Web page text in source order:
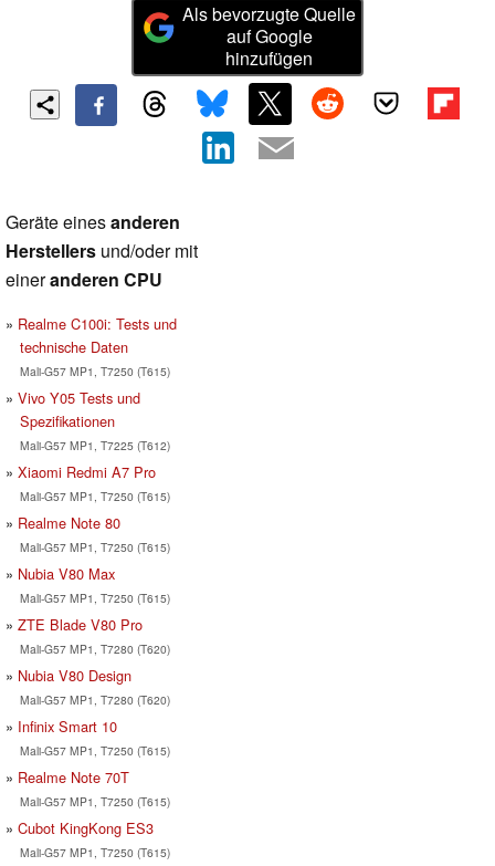
Als bevorzugte Quelle
auf Google
hinzufügen
Geräte einesanderen
Herstellers und/oder mit
eineranderen CPU
Realme C100i: Tests und
technische Daten
Mali-G57 MP1, T7250 (T615)
Vivo Y05 Tests und
Spezifikationen
Mali-G57 MP1, T7225 (T612)
Xiaomi Redmi A7 Pro
Mali-G57 MP1, T7250 (T615)
Realme Note 80
Mali-G57 MP1, T7250 (T615)
Nubia V80 Max
Mali-G57 MP1, T7250 (T615)
ZTE Blade V80 Pro
Mali-G57 MP1, T7280 (T620)
Nubia V80 Design
Mali-G57 MP1, T7280 (T620)
Infinix Smart 10
Mali-G57 MP1, T7250 (T615)
Realme Note 70T
Mali-G57 MP1, T7250 (T615)
Cubot KingKong ES3
Mali-G57 MP1, T7250 (T615)